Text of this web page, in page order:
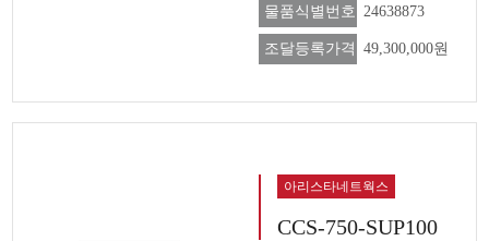
물품식별번호 24638873
조달등록가격 49,300,000원
아리스타네트웍스
CCS-750-SUP100